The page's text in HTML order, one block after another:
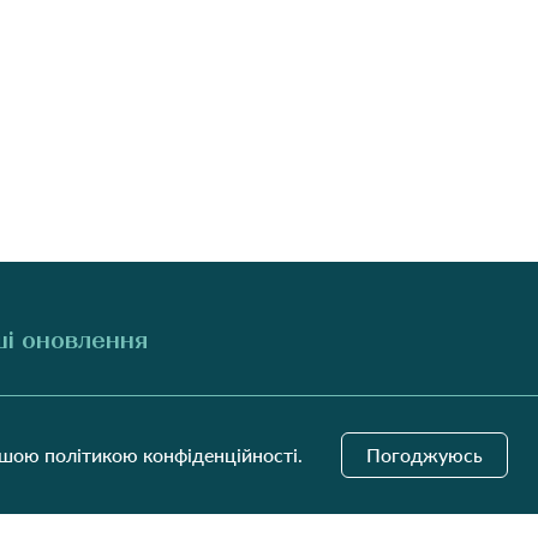
оновлення
політикою конфіденційності.
Погоджуюсь